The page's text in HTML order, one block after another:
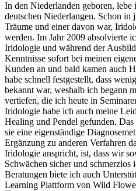
In den Niederlanden geboren, lebe
deutschen Niederlangen. Schon in
Träume und einer davon war,
werden. Im Jahr 2009 absolvierte
Iridologie und während der
Kenntnisse sofort bei meinen
Kunden an und bald kamen auch
habe schnell festgestellt, dass
bekannt war, weshalb ich begann
vertiefen, die ich heute in
Iridologie habe ich auch meine
Healing und Pendel gefunden.
sie eine eigenständige
Ergänzung zu anderen Verfahren
Iridologie anspricht, ist, dass wir
Schwächen sicher und
Beratungen biete ich auch
Learning Plattform von Wild